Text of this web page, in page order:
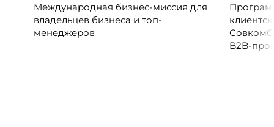
Международная бизнес-миссия для
владельцев бизнеса и топ-
менеджеров
B2B-